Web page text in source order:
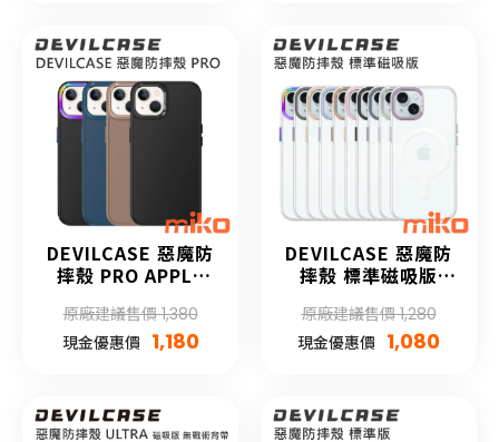
DEVILCASE 惡魔防
摔殼 PRO APPLE
原廠建議售價 1,380
現金優惠價 1,180
DEVILCASE 惡魔防
摔殼 標準磁吸版
系列
原廠建議售價 1,280
現金優惠價 1,080